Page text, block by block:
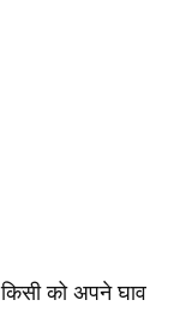
को अपने घाव